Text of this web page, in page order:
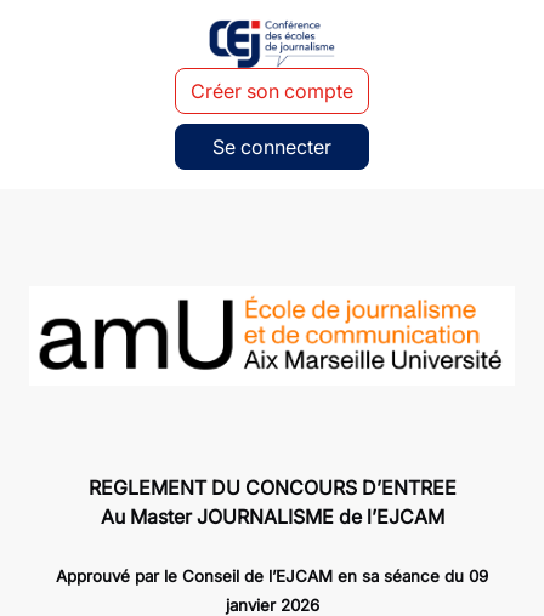
Créer son compte
Se connecter
REGLEMENT DU CONCOURS D’ENTREE
Au Master JOURNALISME de l’EJCAM
Approuvé par le Conseil de l’EJCAM en sa séance du 09
janvier 2026